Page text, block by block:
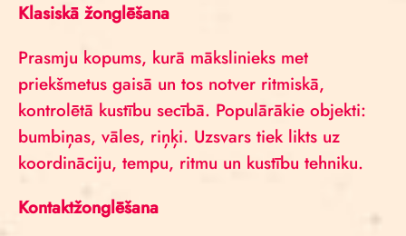
Klasiskā žonglēšana
Prasmju kopums, kurā mākslinieks met
priekšmetus gaisā un tos notver ritmiskā,
kontrolētā kustību secībā. Populārākie objekti:
bumbiņas, vāles, riņķi. Uzsvars tiek likts uz
koordināciju, tempu, ritmu un kustību tehniku.
Kontaktžonglēšana